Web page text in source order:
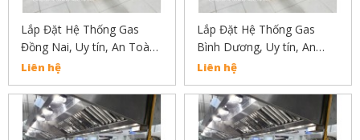
Lắp Đặt Hệ Thống Gas
Đồng Nai, Uy tín, An Toàn,
Chất Lượng Liên Hẹ :
02838304030
Liên hệ
Lắp Đặt Hệ Thống Gas
Bình Dương, Uy tín, An
Toàn, Chất Lượng Liên Hẹ
: 02838304030
Liên hệ